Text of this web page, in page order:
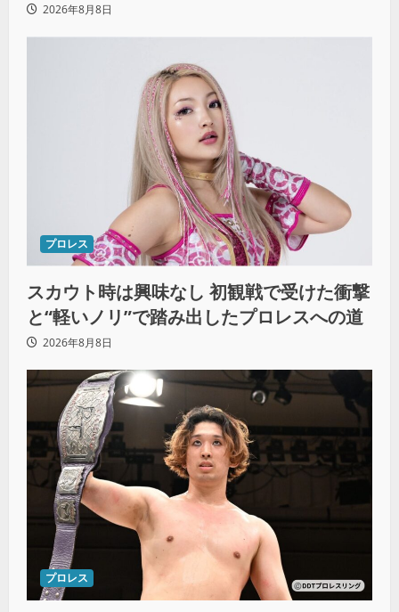
2026年8月8日
プロレス
スカウト時は興味なし 初観戦で受けた衝撃
と“軽いノリ”で踏み出したプロレスへの道
2026年8月8日
プロレス